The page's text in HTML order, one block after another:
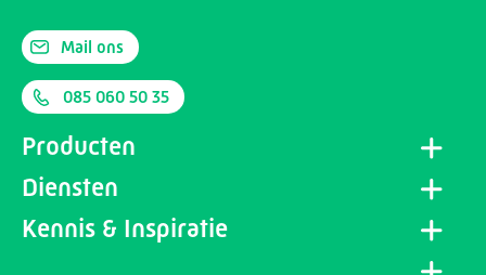
Mail ons
085 060 50 35
Producten
Diensten
Kennis & Inspiratie